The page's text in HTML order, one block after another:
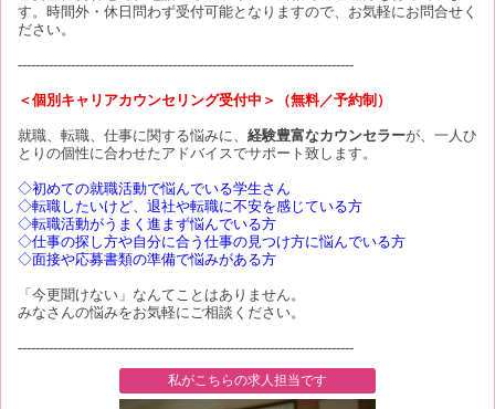
す。時間外・休日問わず受付可能となりますので、お気軽にお問合せく
ださい。
----------------------------------------------------------------------------
＜個別キャリアカウンセリング受付中＞（無料／予約制）
就職、転職、仕事に関する悩みに、 経験豊富なカウンセラーが、一人ひ
とりの個性に合わせたアドバイスでサポート致します。
◇初めての就職活動で悩んでいる学生さん
◇転職したいけど、退社や転職に不安を感じている方
◇転職活動がうまく進まず悩んでいる方
◇仕事の探し方や自分に合う仕事の見つけ方に悩んでいる方
◇面接や応募書類の準備で悩みがある方
「今更聞けない」なんてことはありません。
みなさんの悩みをお気軽にご相談ください。
----------------------------------------------------------------------------
私がこちらの求人担当です